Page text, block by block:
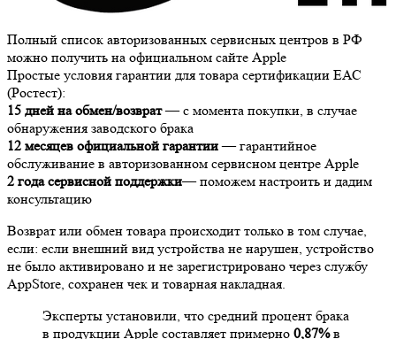
Полный список авторизованных сервисных центров в РФ
можно получить на официальном сайте Apple
Простые условия гарантии для товара сертификации ЕАС
(Ростест):
15 дней на обмен/возврат— с момента покупки, в случае
обнаружения заводского брака
12 месяцев официальной гарантии— гарантийное
обслуживание в авторизованном сервисном центре Apple
2 года сервисной поддержки— поможем настроить и дадим
консультацию
Возврат или обмен товара происходит только в том случае,
если: если внешний вид устройства не нарушен, устройство
не было активировано и не зарегистрировано через службу
AppStore, сохранен чек и товарная накладная.
Эксперты установили, что средний процент брака
в продукции Apple составляет примерно 0,87%в